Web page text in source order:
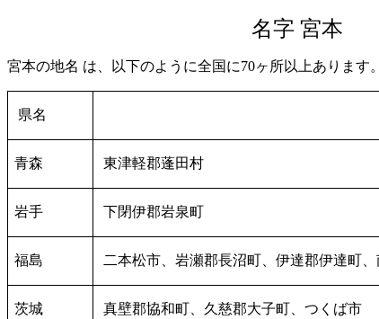
名字 宮本
宮本の地名 は、以下のように全国に70ヶ所以上あります。
県名
青森 東津軽郡蓬田村
岩手 下閉伊郡岩泉町
福島 二本松市、岩瀬郡長沼町、伊達郡伊達町
茨城 真壁郡協和町、久慈郡大子町、つくば市